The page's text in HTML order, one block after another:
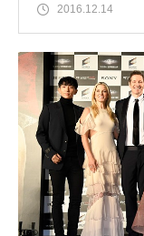
2016.12.14